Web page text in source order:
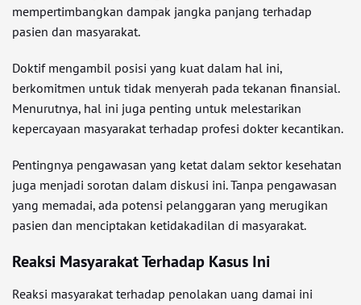
mempertimbangkan dampak jangka panjang terhadap
pasien dan masyarakat.
Doktif mengambil posisi yang kuat dalam hal ini,
berkomitmen untuk tidak menyerah pada tekanan finansial.
Menurutnya, hal ini juga penting untuk melestarikan
kepercayaan masyarakat terhadap profesi dokter kecantikan.
Pentingnya pengawasan yang ketat dalam sektor kesehatan
juga menjadi sorotan dalam diskusi ini. Tanpa pengawasan
yang memadai, ada potensi pelanggaran yang merugikan
pasien dan menciptakan ketidakadilan di masyarakat.
Reaksi Masyarakat Terhadap Kasus Ini
Reaksi masyarakat terhadap penolakan uang damai ini